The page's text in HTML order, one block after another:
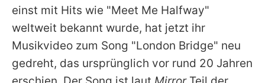
Utiq verwalten
einst mit Hits wie "Meet Me Halfway"
weltweit bekannt wurde, hat jetzt ihr
Musikvideo zum Song "London Bridge" neu
gedreht, das ursprünglich vor rund 20 Jahren